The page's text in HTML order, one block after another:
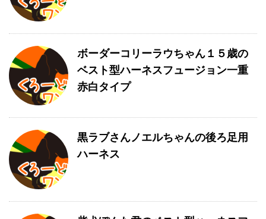
ボーダーコリーラウちゃん１５歳の
ベスト型ハーネスフュージョン一重
赤白タイプ
黒ラブさんノエルちゃんの後ろ足用
ハーネス